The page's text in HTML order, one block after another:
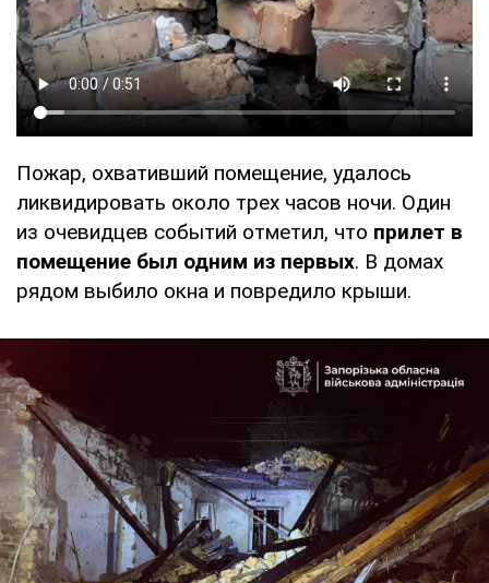
Пожар, охвативший помещение, удалось
ликвидировать около трех часов ночи. Один
из очевидцев событий отметил, что прилет в
помещение был одним из первых. В домах
рядом выбило окна и повредило крыши.